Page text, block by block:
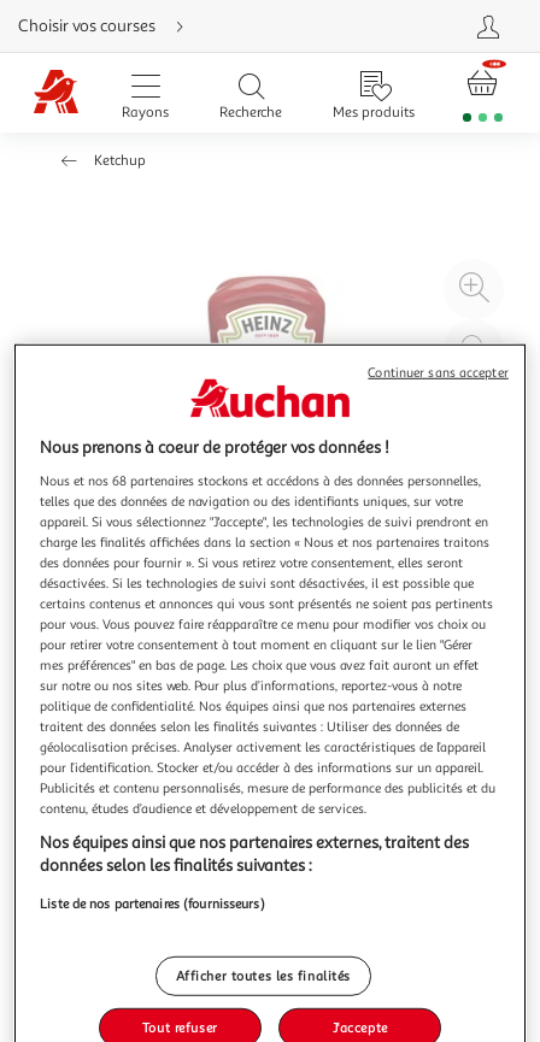
Aller
directement
au
contenu
Aller
directement
Aller
Choisir vos courses
Rayons Recherche Mes produits
Ketchup
à
5.0 (5)
HEINZ
Tomato ketchup flacon souple
Nos tomates gorgées de soleil, alliées à notre passion &
savoir-faire, donnent à notre recette ce goût si unique.
Aucun autre tomato ketchup n'a le même goût que le
nôtre.
En savoir +
Vous voulez connaître le prix de ce produit ?
Afficher le prix
Nous prenons à coeur de protéger vos données !
Nous et nos 68 partenaires stockons et accédons à des données personnelles,
telles que des données de navigation ou des identifiants uniques, sur votre
appareil. Si vous sélectionnez "J'accepte", les technologies de suivi prendront en
charge les finalités affichées dans la section « Nous et nos partenaires traitons
des données pour fournir ». Si vous retirez votre consentement, elles seront
désactivées. Si les technologies de suivi sont désactivées, il est possible que
certains contenus et annonces qui vous sont présentés ne soient pas pertinents
pour vous. Vous pouvez faire réapparaître ce menu pour modifier vos choix ou
pour retirer votre consentement à tout moment en cliquant sur le lien "Gérer
mes préférences" en bas de page. Les choix que vous avez fait auront un effet
sur notre ou nos sites web. Pour plus d’informations, reportez-vous à notre
politique de confidentialité. Nos équipes ainsi que nos partenaires externes
traitent des données selon les finalités suivantes : Utiliser des données de
géolocalisation précises. Analyser activement les caractéristiques de l’appareil
pour l’identification. Stocker et/ou accéder à des informations sur un appareil.
Publicités et contenu personnalisés, mesure de performance des publicités et du
contenu, études d’audience et développement de services.
Nos équipes ainsi que nos partenaires externes, traitent des
données selon les finalités suivantes :
Liste de nos partenaires (fournisseurs)
Afficher toutes les finalités
Tout refuser J'accepte
Continuer sans accepter